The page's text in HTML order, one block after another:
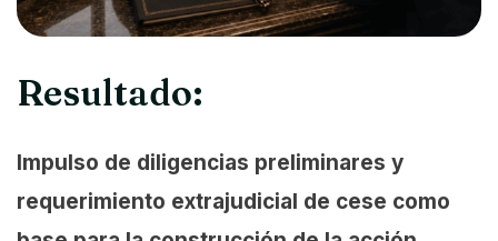
Resultado:
Impulso de diligencias preliminares y
requerimiento extrajudicial de cese como